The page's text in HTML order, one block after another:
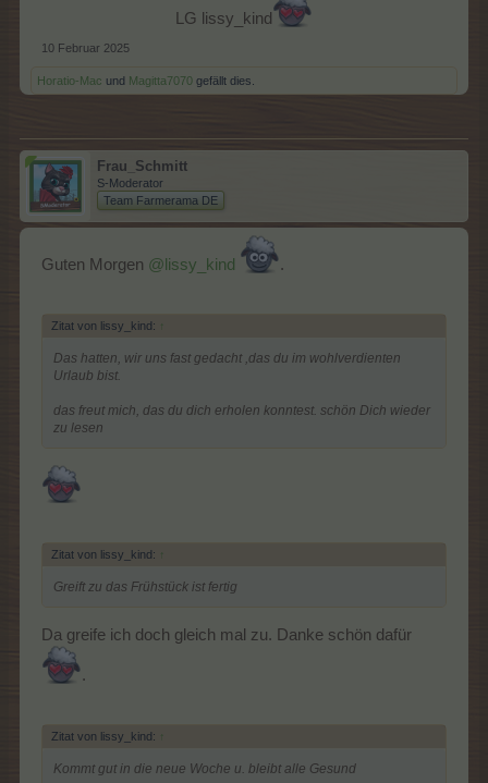
LG lissy_kind
10 Februar 2025
Horatio-Mac und Magitta7070 gefällt dies.
Frau_Schmitt
S-Moderator
Team Farmerama DE
Guten Morgen @lissy_kind .
Zitat von lissy_kind: ↑
Das hatten, wir uns fast gedacht ,das du im wohlverdienten
Urlaub bist.
das freut mich, das du dich erholen konntest. schön Dich wieder
zu lesen
Zitat von lissy_kind: ↑
Greift zu das Frühstück ist fertig
Da greife ich doch gleich mal zu. Danke schön dafür
.
Zitat von lissy_kind: ↑
Kommt gut in die neue Woche u. bleibt alle Gesund